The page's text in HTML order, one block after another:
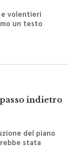
volentieri
un testo
indietro
del piano
stata